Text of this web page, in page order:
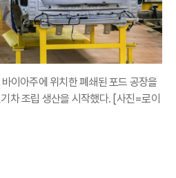
이아주에 위치한 폐쇄된 포드 공장을
차 조립 생산을 시작했다. [사진=로이